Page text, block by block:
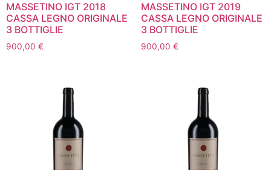
MASSETINO IGT 2018
CASSA LEGNO ORIGINALE
3 BOTTIGLIE
900,00 €
MASSETINO IGT 2019
CASSA LEGNO ORIGINALE
3 BOTTIGLIE
900,00 €